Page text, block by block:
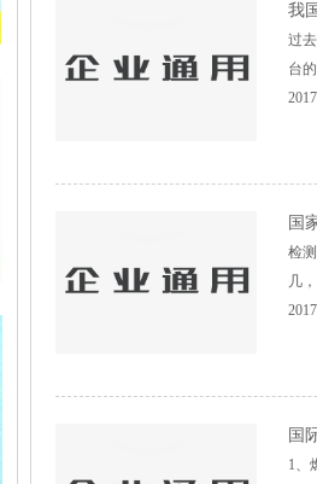
我
过
台
国
检
几
国
1、